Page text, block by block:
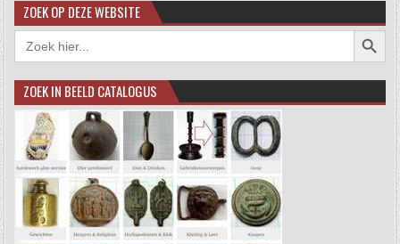
ZOEK OP DEZE WEBSITE
Zoek
naar:
ZOEK IN BEELD CATALOGUS